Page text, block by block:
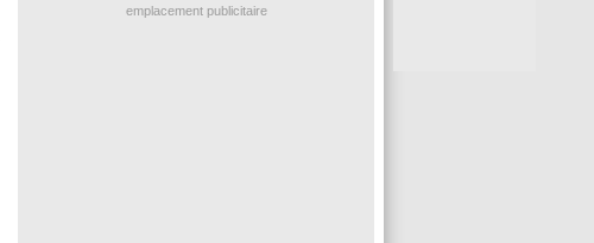
: le message de Mbappé à Zidane
emplacement publicitaire